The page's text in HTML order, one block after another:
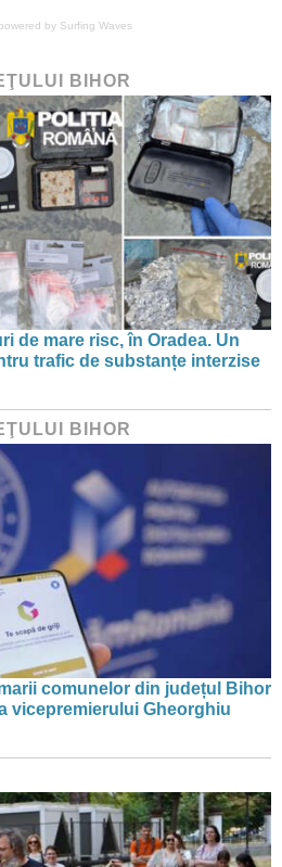
powered by Surfing Waves
BIHOR
de mare risc, în Oradea. Un
trafic de substanțe interzise
BIHOR
comunelor din județul Bihor
vicepremierului Gheorghiu